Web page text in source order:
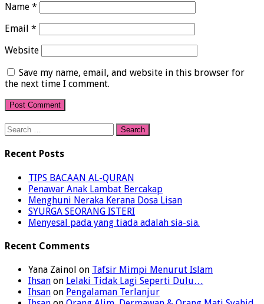
Name *
Email *
Website
Save my name, email, and website in this browser for
the next time I comment.
Search
Recent Posts
TIPS BACAAN AL-QURAN
Penawar Anak Lambat Bercakap
Menghuni Neraka Kerana Dosa Lisan
SYURGA SEORANG ISTERI
Menyesal pada yang tiada adalah sia-sia.
Recent Comments
Yana Zainol on Tafsir Mimpi Menurut Islam
Ihsan on Lelaki Tidak Lagi Seperti Dulu…
Ihsan on Pengalaman Terlanjur